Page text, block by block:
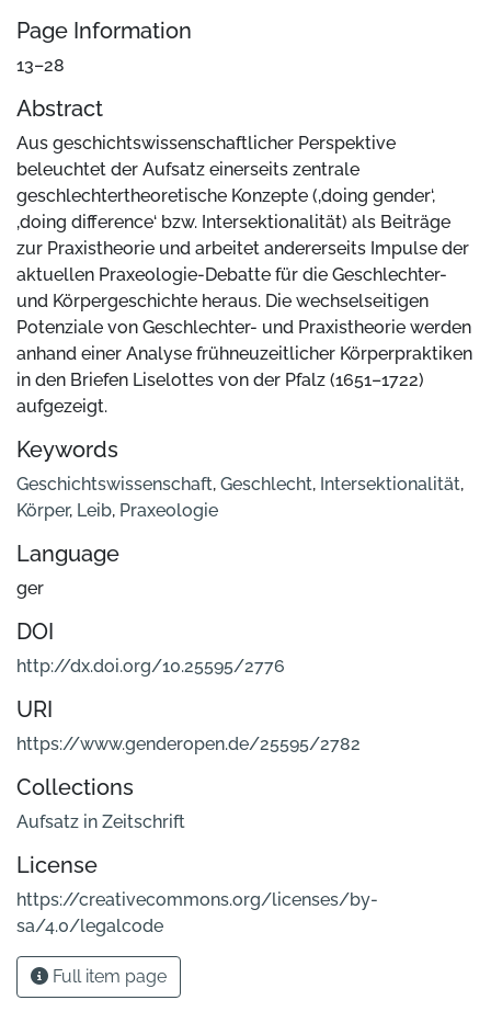
Page Information
13–28
Abstract
Aus geschichtswissenschaftlicher Perspektive
beleuchtet der Aufsatz einerseits zentrale
geschlechtertheoretische Konzepte (‚doing gender‘,
‚doing difference‘ bzw. Intersektionalität) als Beiträge
zur Praxistheorie und arbeitet andererseits Impulse der
aktuellen Praxeologie-Debatte für die Geschlechter-
und Körpergeschichte heraus. Die wechselseitigen
Potenziale von Geschlechter- und Praxistheorie werden
anhand einer Analyse frühneuzeitlicher Körperpraktiken
in den Briefen Liselottes von der Pfalz (1651–1722)
aufgezeigt.
Keywords
Geschichtswissenschaft, Geschlecht, Intersektionalität,
Körper, Leib, Praxeologie
Language
ger
DOI
http://dx.doi.org/10.25595/2776
URI
https://www.genderopen.de/25595/2782
Collections
Aufsatz in Zeitschrift
License
https://creativecommons.org/licenses/by-
sa/4.0/legalcode
Full item page